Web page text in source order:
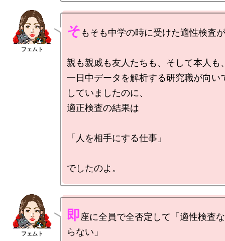
そ もそも中学の時に受けた適性検査
親も親戚も友人たちも、そして本人も
一日中データを解析する研究職が向い
していましたのに、
適正検査の結果は
「人を相手にする仕事」
即座に全員で全否定して「適性検査
らない」